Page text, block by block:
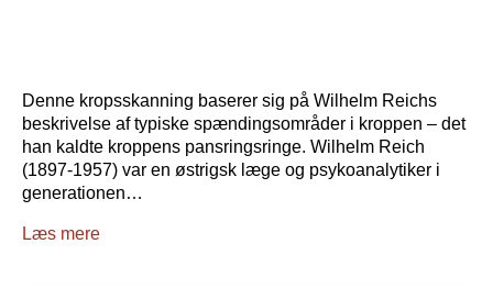
Denne kropsskanning baserer sig på Wilhelm Reichs
beskrivelse af typiske spændingsområder i kroppen – det
han kaldte kroppens pansringsringe. Wilhelm Reich
(1897-1957) var en østrigsk læge og psykoanalytiker i
generationen…
Læs mere